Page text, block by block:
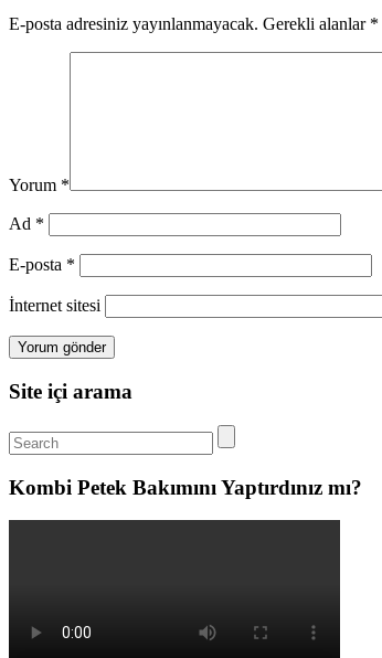
E-posta adresiniz yayınlanmayacak. Gerekli alanlar *
Yorum *
Ad *
E-posta *
İnternet sitesi
Site içi arama
Kombi Petek Bakımını Yaptırdınız mı?